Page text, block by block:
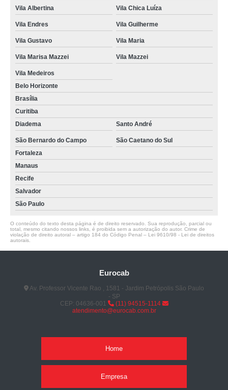
Vila Albertina Vila Chica Luíza
Vila Endres Vila Guilherme
Vila Gustavo Vila Maria
Vila Marisa Mazzei Vila Mazzei
Vila Medeiros
Belo Horizonte
Brasília
Curitiba
Diadema
Santo André
São Bernardo do Campo
São Caetano do Sul
Fortaleza
Manaus
Recife
Salvador
São Paulo
O conteúdo do texto desta página é de direito reservado. Sua reprodução, parcial ou
total, mesmo citando nossos links, é proibida sem a autorização do autor. Crime de
violação de direito autoral – artigo 184 do Código Penal – Lei 9610/98 - Lei de direitos
autorais
Eurocab
Av. Professor Vicente Rao , 1581 - Jardim Petrópolis São Paulo
- SP
CEP: 04636-001
(11) 94515-1114
atendimento@eurocab.com.br
Home
Empresa